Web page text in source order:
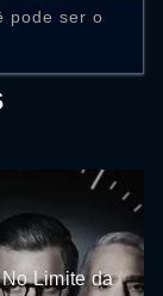
pode ser o
Limite da